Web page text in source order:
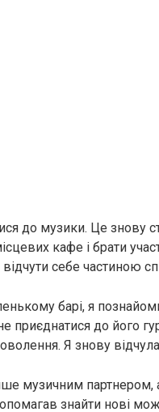
до музики. Це знову
кафе і брати
себе частиною
барі, я
до його
Я знову
музичним партнером,
знайти нові